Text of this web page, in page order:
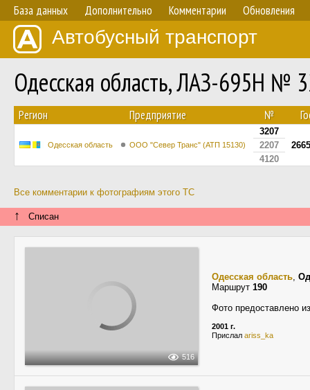
База данных Дополнительно Комментарии Обновления
Автобусный транспорт
Одесская область, ЛАЗ-695Н №
Регион Предприятие №
Одесская область ООО "Север Транс" (АТП 15130)
3207
2207
4120
Все комментарии к фотографиям этого ТС
↑ Списан
516
Одесская область,
Маршрут 190
Фото предоставлено
2001 г.
Прислал ariss_ka